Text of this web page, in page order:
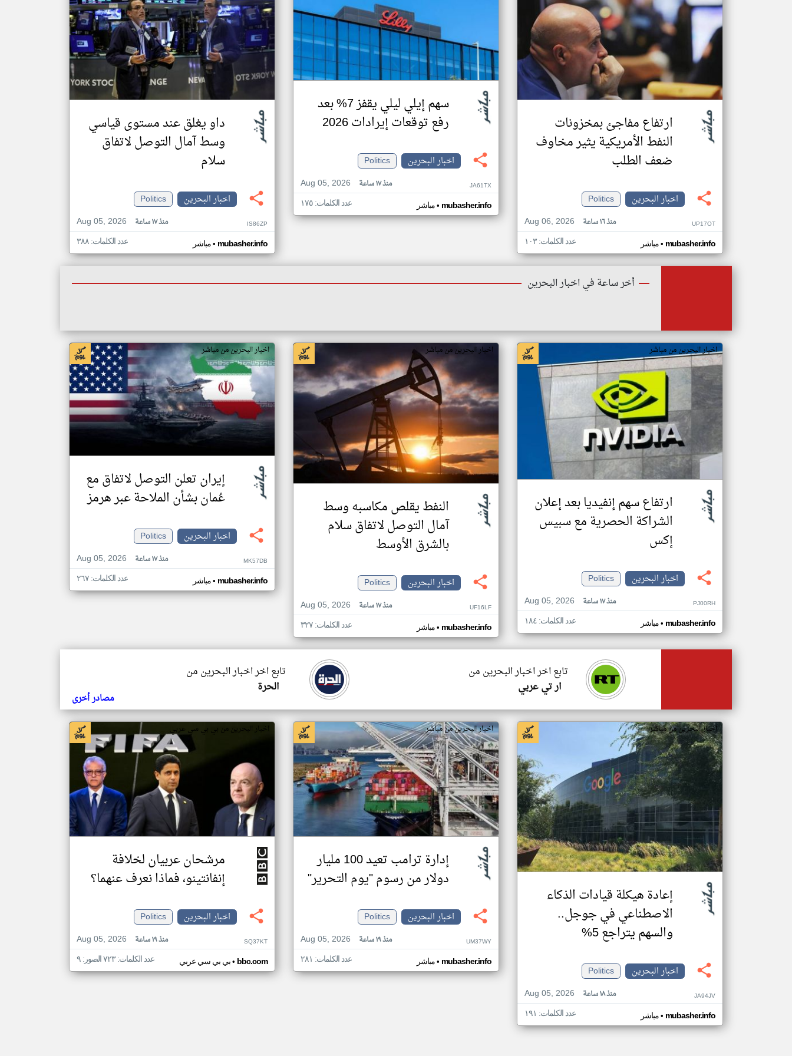
ارتفاع مفاجئ بمخزونات
النفط الأمريكية يثير مخاوف
ضعف الطلب
اخبار البحرين
Politics
Aug 06, 2026
منذ ١٦ ساعة UP17OT
مباشر• mubasher.info عدد الكلمات: ١٠٣
سهم إيلي ليلي يقفز 7% بعد
رفع توقعات إيرادات 2026
اخبار البحرين
Politics
Aug 05, 2026
منذ ١٧ ساعة JA61TX
مباشر• mubasher.info عدد الكلمات: ١٧٥
داو يغلق عند مستوى قياسي
وسط آمال التوصل لاتفاق
سلام
اخبار البحرين
Politics
Aug 05, 2026
منذ ١٧ ساعة IS86ZP
مباشر• mubasher.info عدد الكلمات: ٣٨٨
أخر ساعة في اخبار البحرين
اخبار البحرين من مباشر
ارتفاع سهم إنفيديا بعد إعلان
الشراكة الحصرية مع سبيس
إكس
اخبار البحرين
Politics
Aug 05, 2026
منذ ١٧ ساعة PJ00RH
مباشر• mubasher.info عدد الكلمات: ١٨٤
اخبار البحرين من مباشر
النفط يقلص مكاسبه وسط
آمال التوصل لاتفاق سلام
بالشرق الأوسط
اخبار البحرين
Politics
Aug 05, 2026
منذ ١٧ ساعة UF16LF
مباشر• mubasher.info عدد الكلمات: ٣٢٧
اخبار البحرين من مباشر
إيران تعلن التوصل لاتفاق مع
عُمان بشأن الملاحة عبر هرمز
اخبار البحرين
Politics
Aug 05, 2026
منذ ١٧ ساعة MK57DB
مباشر• mubasher.info عدد الكلمات: ٢٦٧
تابع اخر اخبار البحرين من
الحرة
تابع اخر اخبار البحرين من
ار تي عربي
مصادر أخرى
اخبار البحرين من مباشر
إعادة هيكلة قيادات الذكاء
الاصطناعي في جوجل..
والسهم يتراجع 5%
اخبار البحرين
Politics
Aug 05, 2026
منذ ١٨ ساعة JA94JV
مباشر• mubasher.info عدد الكلمات: ١٩١
اخبار البحرين من مباشر
إدارة ترامب تعيد 100 مليار
دولار من رسوم "يوم التحرير"
اخبار البحرين
Politics
Aug 05, 2026
منذ ١٩ ساعة UM37WY
مباشر• mubasher.info عدد الكلمات: ٢٨١
اخبار البحرين من بي بي سي عربي
مرشحان عربيان لخلافة
إنفانتينو، فماذا نعرف عنهما؟
اخبار البحرين
Politics
Aug 05, 2026
منذ ١٩ ساعة SQ37KT
بي بي سي عربي• bbc.com عدد الكلمات: ٧٢٣ الصور: ٩